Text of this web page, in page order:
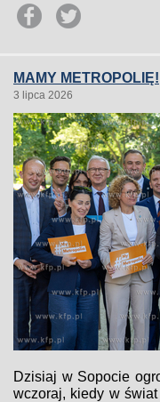
MAMY METROPOLIĘ!
3 lipca 2026
Dzisiaj w Sopocie
wczoraj, kiedy w świat